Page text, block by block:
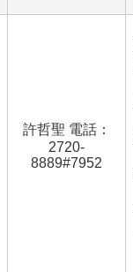
許哲聖 電話：
2720-
8889#7952